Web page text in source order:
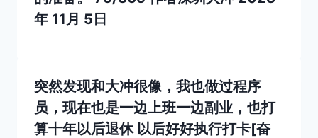
年 11月 5日
突然发现和大冲很像，我也做过程序
员，现在也是一边上班一边副业，也打
算十年以后退休 以后好好执行打卡[奋